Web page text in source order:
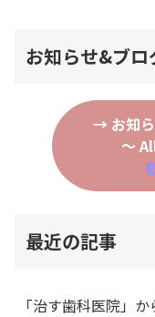
お知らせ&ブロ
→ お知
～
最近の記事
「治す歯科医院」